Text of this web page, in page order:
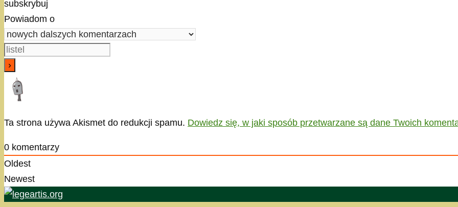
subskrybuj
Powiadom o
Ta strona używa Akismet do redukcji spamu. Dowiedz się, w jaki sposób przetwarzane są dane Twoich
0 komentarzy
Oldest
Newest